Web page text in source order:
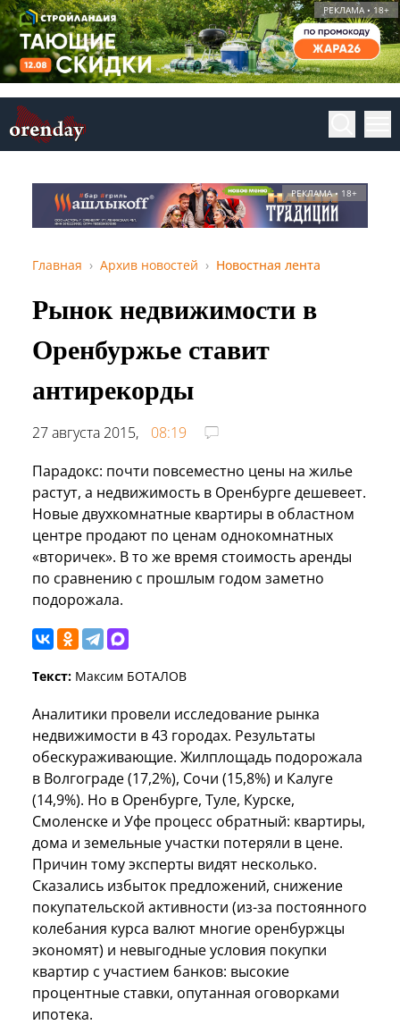
РЕКЛАМА • 18+
РЕКЛАМА • 18+
Главная Архив новостей Новостная лента
Рынок недвижимости в
Оренбуржье ставит
антирекорды
27 августа 2015,
08:19
Парадокс: почти повсеместно цены на жилье
растут, а недвижимость в Оренбурге дешевеет.
Новые двухкомнатные квартиры в областном
центре продают по ценам однокомнатных
«вторичек». В то же время стоимость аренды
по сравнению с прошлым годом заметно
подорожала.
Текст: Максим БОТАЛОВ
Аналитики провели исследование рынка
недвижимости в 43 городах. Результаты
обескураживающие. Жилплощадь подорожала
в Волгограде (17,2%), Сочи (15,8%) и Калуге
(14,9%). Но в Оренбурге, Туле, Курске,
Смоленске и Уфе процесс обратный: квартиры,
дома и земельные участки потеряли в цене.
Причин тому эксперты видят несколько.
Сказались избыток предложений, снижение
покупательской активности (из-за постоянного
колебания курса валют многие оренбуржцы
экономят) и невыгодные условия покупки
квартир с участием банков: высокие
процентные ставки, опутанная оговорками
ипотека.